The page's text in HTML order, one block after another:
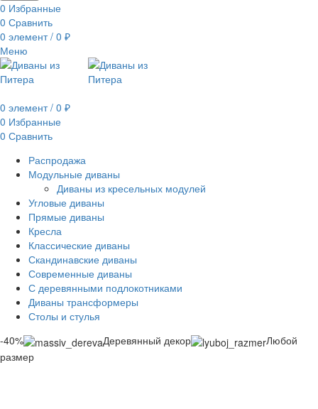
0 Избранные
0 Сравнить
0 элемент / 0 ₽
Меню
0 элемент / 0 ₽
0 Избранные
0 Сравнить
Распродажа
Модульные диваны
Диваны из кресельных модулей
Угловые диваны
Прямые диваны
Кресла
Классические диваны
Скандинавские диваны
Современные диваны
С деревянными подлокотниками
Диваны трансформеры
Столы и стулья
-40%
Деревянный декор
Любой
размер